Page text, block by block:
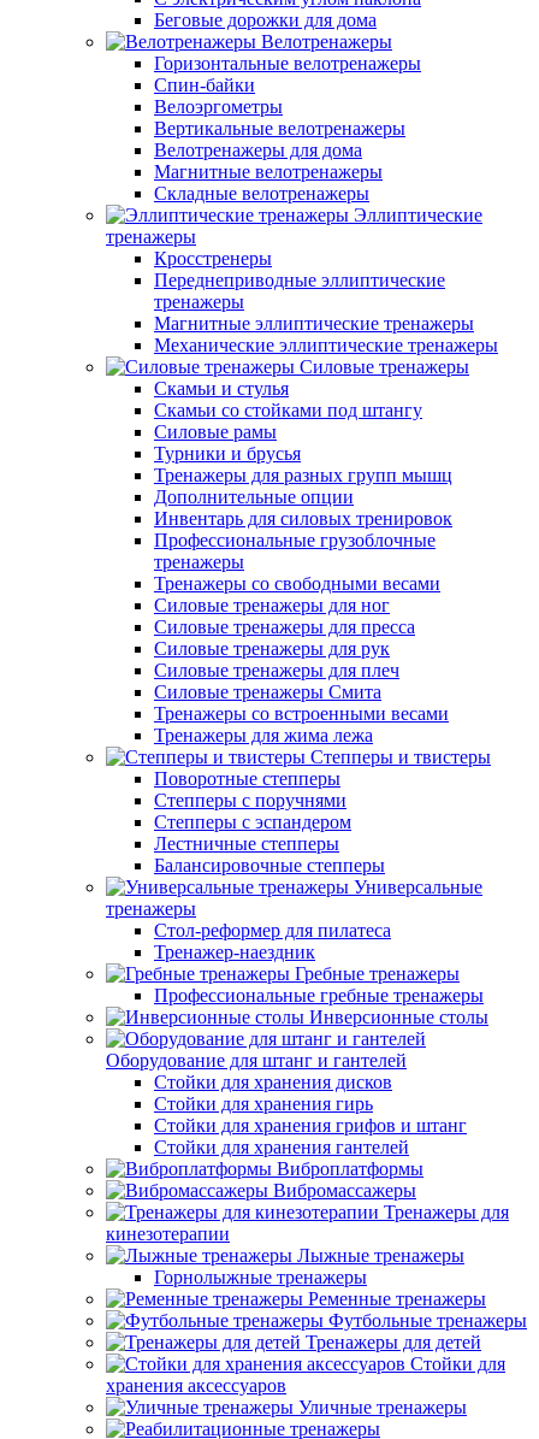
Беговые дорожки для дома
Велотренажеры
Горизонтальные велотренажеры
Спин-байки
Велоэргометры
Вертикальные велотренажеры
Велотренажеры для дома
Магнитные велотренажеры
Складные велотренажеры
Эллиптические
тренажеры
Кросстренеры
Переднеприводные эллиптические
тренажеры
Магнитные эллиптические тренажеры
Механические эллиптические тренажеры
Силовые тренажеры
Скамьи и стулья
Скамьи со стойками под штангу
Силовые рамы
Турники и брусья
Тренажеры для разных групп мышц
Дополнительные опции
Инвентарь для силовых тренировок
Профессиональные грузоблочные
тренажеры
Тренажеры со свободными весами
Силовые тренажеры для ног
Силовые тренажеры для пресса
Силовые тренажеры для рук
Силовые тренажеры для плеч
Силовые тренажеры Смита
Тренажеры со встроенными весами
Тренажеры для жима лежа
Степперы и твистеры
Поворотные степперы
Степперы с поручнями
Степперы с эспандером
Лестничные степперы
Балансировочные степперы
Универсальные
тренажеры
Стол-реформер для пилатеса
Тренажер-наездник
Гребные тренажеры
Профессиональные гребные тренажеры
Инверсионные столы
Оборудование для штанг и гантелей
Стойки для хранения дисков
Стойки для хранения гирь
Стойки для хранения грифов и штанг
Стойки для хранения гантелей
Виброплатформы
Вибромассажеры
Тренажеры для
кинезотерапии
Лыжные тренажеры
Горнолыжные тренажеры
Ременные тренажеры
Футбольные тренажеры
Тренажеры для детей
Стойки для
хранения аксессуаров
Уличные тренажеры